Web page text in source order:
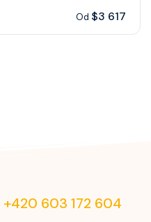
Od $3 617
+420 603 172 604